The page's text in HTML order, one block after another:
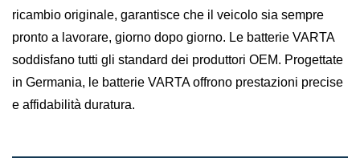
ricambio originale, garantisce che il veicolo sia sempre
pronto a lavorare, giorno dopo giorno. Le batterie VARTA
soddisfano tutti gli standard dei produttori OEM. Progettate
in Germania, le batterie VARTA offrono prestazioni precise
e affidabilità duratura.